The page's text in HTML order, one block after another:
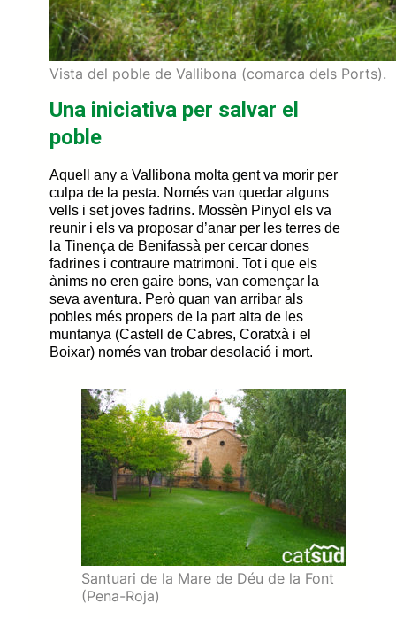
Vista del poble de Vallibona (comarca dels Ports).
Una iniciativa per salvar el
poble
Aquell any a Vallibona molta gent va morir per
culpa de la pesta. Només van quedar alguns
vells i set joves fadrins. Mossèn Pinyol els va
reunir i els va proposar d’anar per les terres de
la Tinença de Benifassà per cercar dones
fadrines i contraure matrimoni. Tot i que els
ànims no eren gaire bons, van començar la
seva aventura. Però quan van arribar als
pobles més propers de la part alta de les
muntanya (Castell de Cabres, Coratxà i el
Boixar) només van trobar desolació i mort.
Santuari de la Mare de Déu de la Font
(Pena-Roja)